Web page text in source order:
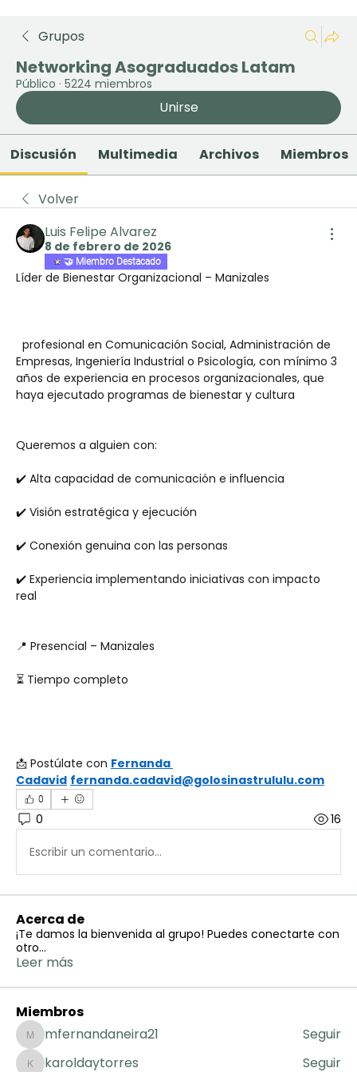
Grupos
Networking Asograduados Latam
Público · 5224 miembros
Unirse
Discusión Multimedia Archivos Miembros
Volver
Luis Felipe Alvarez
8 de febrero de 2026
🤝 Miembro Destacado
Líder de Bienestar Organizacional – Manizales
Empresas, Ingeniería Industrial o Psicología, con mínimo 3
años de experiencia en procesos organizacionales, que
haya ejecutado programas de bienestar y cultura
Queremos a alguien con:
✔️ Alta capacidad de comunicación e influencia
✔️ Visión estratégica y ejecución
✔️ Conexión genuina con las personas
✔️ Experiencia implementando iniciativas con impacto
real
📍 Presencial – Manizales
⏳ Tiempo completo
📩 Postúlate con Fernanda
Cadavid fernanda.cadavid@golosinastrululu.com
0
0 16
Escribir un comentario...
Acerca de
¡Te damos la bienvenida al grupo! Puedes conectarte con
otro...
Leer más
Miembros
mfernandaneira21
mfernandaneira21 Seguir
karoldaytorres Seguir